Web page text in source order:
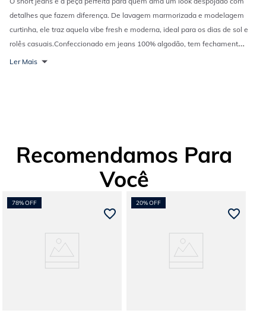
detalhes que fazem diferença. De lavagem marmorizada e modelagem
curtinha, ele traz aquela vibe fresh e moderna, ideal para os dias de sol e
rolês casuais.Confeccionado em jeans 100% algodão, tem fechamento
por botão e zíper, bolsos funcionais, barra desfiada e um bordado lateral
Ler Mais
Recomendamos Para
Você
78%OFF 20%OFF